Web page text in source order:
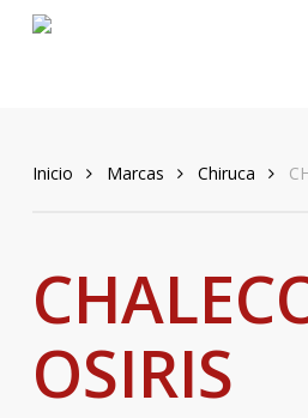
Inicio Marcas Chiruca
OSIRIS